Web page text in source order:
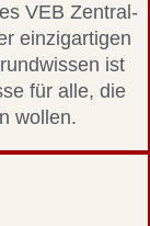
VEB Zentral-
einzigartigen
ist
für alle, die
wollen.